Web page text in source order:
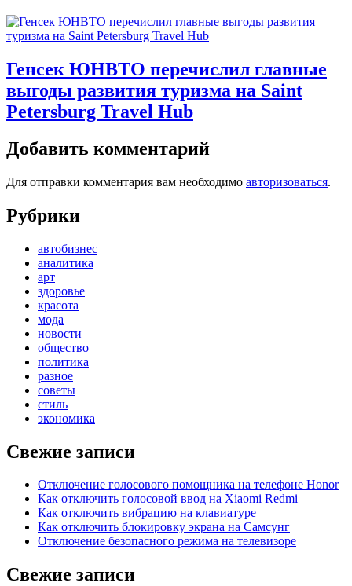
Генсек ЮНВТО перечислил главные
выгоды развития туризма на Saint
Petersburg Travel Hub
Добавить комментарий
Для отправки комментария вам необходимо авторизоваться.
Рубрики
автобизнес
аналитика
арт
здоровье
красота
мода
новости
общество
политика
разное
советы
стиль
экономика
Свежие записи
Отключение голосового помощника на телефоне Honor
Как отключить голосовой ввод на Xiaomi Redmi
Как отключить вибрацию на клавиатуре
Как отключить блокировку экрана на Самсунг
Отключение безопасного режима на телевизоре
Свежие записи